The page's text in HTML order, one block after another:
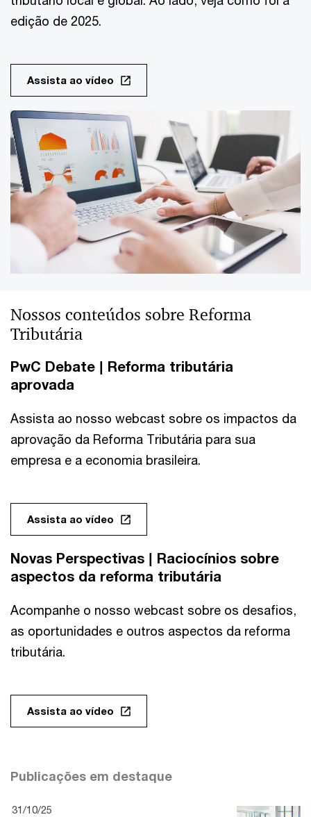
edição de 2025.
Assista ao vídeo
Nossos conteúdos sobre Reforma
Tributária
PwC Debate | Reforma tributária
aprovada
Assista ao nosso webcast sobre os impactos da
aprovação da Reforma Tributária para sua
empresa e a economia brasileira.
Assista ao vídeo
Novas Perspectivas | Raciocínios sobre
aspectos da reforma tributária
Acompanhe o nosso webcast sobre os desafios,
as oportunidades e outros aspectos da reforma
tributária.
Assista ao vídeo
Publicações em destaque
31/10/25